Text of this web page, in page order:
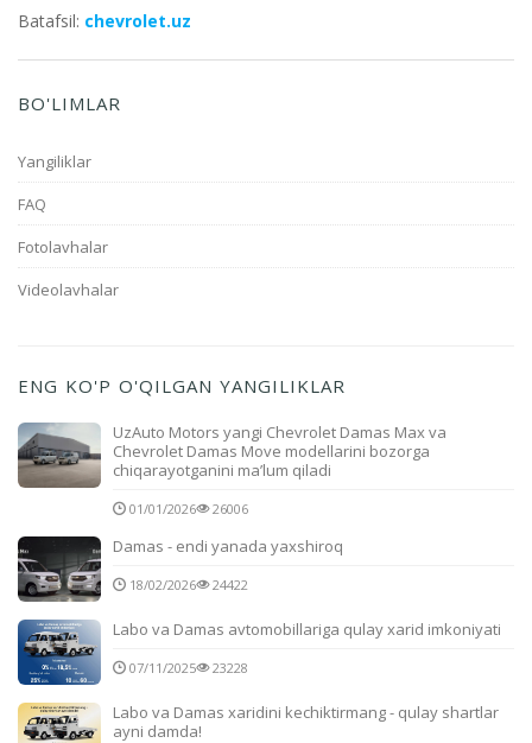
Batafsil: chevrolet.uz
BO'LIMLAR
Yangiliklar
FAQ
Fotolavhalar
Videolavhalar
ENG KO'P O'QILGAN YANGILIKLAR
UzAuto Motors yangi Chevrolet Damas Max va
Chevrolet Damas Move modellarini bozorga
chiqarayotganini ma’lum qiladi
01/01/2026 26006
Damas - endi yanada yaxshiroq
18/02/2026 24422
Labo va Damas avtomobillariga qulay xarid imkoniyati
07/11/2025 23228
Labo va Damas xaridini kechiktirmang - qulay shartlar
ayni damda!